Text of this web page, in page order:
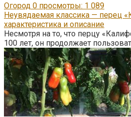
Огород 0 просмотры: 1 089
Неувядаемая классика — перец
характеристика и описание
Несмотря на то, что перцу
100 лет, он продолжает